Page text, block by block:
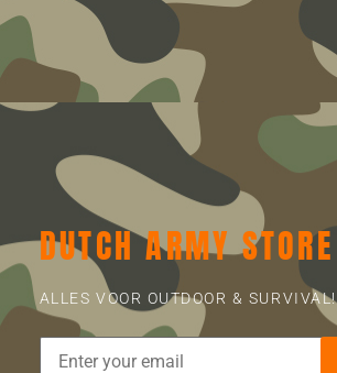
DUTCH ARMY STORE
ALLES VOOR OUTDOOR & SURVIVAL!